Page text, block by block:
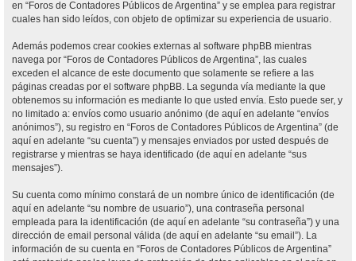
en “Foros de Contadores Públicos de Argentina” y se emplea para registrar
cuales han sido leídos, con objeto de optimizar su experiencia de usuario.
Además podemos crear cookies externas al software phpBB mientras
navega por “Foros de Contadores Públicos de Argentina”, las cuales
exceden el alcance de este documento que solamente se refiere a las
páginas creadas por el software phpBB. La segunda vía mediante la que
obtenemos su información es mediante lo que usted envía. Esto puede ser, y
no limitado a: envíos como usuario anónimo (de aquí en adelante “envíos
anónimos”), su registro en “Foros de Contadores Públicos de Argentina” (de
aquí en adelante “su cuenta”) y mensajes enviados por usted después de
registrarse y mientras se haya identificado (de aquí en adelante “sus
mensajes”).
Su cuenta como mínimo constará de un nombre único de identificación (de
aquí en adelante “su nombre de usuario”), una contraseña personal
empleada para la identificación (de aquí en adelante “su contraseña”) y una
dirección de email personal válida (de aquí en adelante “su email”). La
información de su cuenta en “Foros de Contadores Públicos de Argentina”